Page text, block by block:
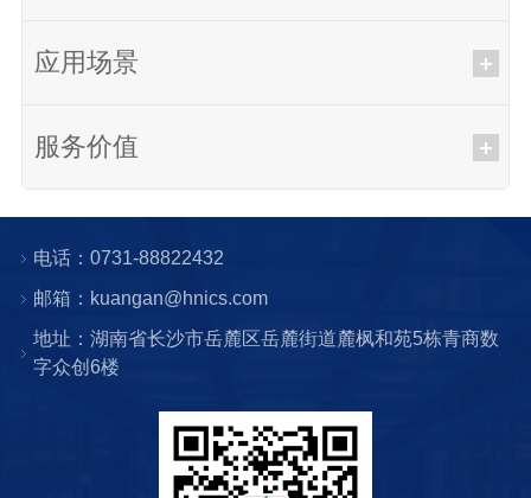
应用场景
服务价值
电话：0731-88822432
邮箱：kuangan@hnics.com
地址：湖南省长沙市岳麓区岳麓街道麓枫和苑5栋青商数
字众创6楼